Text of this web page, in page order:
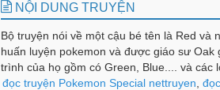
NỘI DUNG TRUYỆN
Bộ truyện nói về một cậu bé tên là Red và
huấn luyện pokemon và được giáo sư
trình của họ gồm có Green, Blue.... và các
phải đối mắt với nhiều nguy hiểm và vượt
đọc truyện Pokemon Special nettruyen